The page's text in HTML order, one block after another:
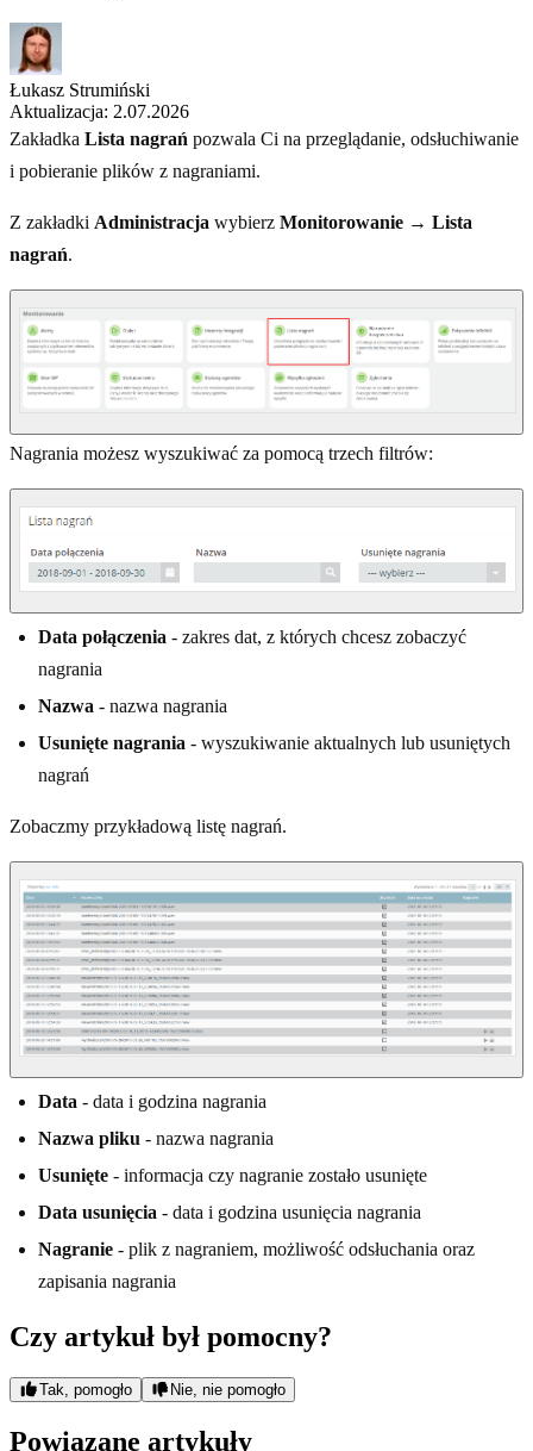
Łukasz Strumiński
Aktualizacja: 2.07.2026
Zakładka Lista nagrań pozwala Ci na przeglądanie, odsłuchiwanie
i pobieranie plików z nagraniami.
Z zakładki Administracja wybierz Monitorowanie → Lista
nagrań.
Nagrania możesz wyszukiwać za pomocą trzech filtrów:
Data połączenia - zakres dat, z których chcesz zobaczyć
nagrania
Nazwa - nazwa nagrania
Usunięte nagrania - wyszukiwanie aktualnych lub usuniętych
nagrań
Zobaczmy przykładową listę nagrań.
Data - data i godzina nagrania
Nazwa pliku - nazwa nagrania
Usunięte - informacja czy nagranie zostało usunięte
Data usunięcia - data i godzina usunięcia nagrania
Nagranie - plik z nagraniem, możliwość odsłuchania oraz
zapisania nagrania
Czy artykuł był pomocny?
Tak, pomogło Nie, nie pomogło
Powiązane artykuły